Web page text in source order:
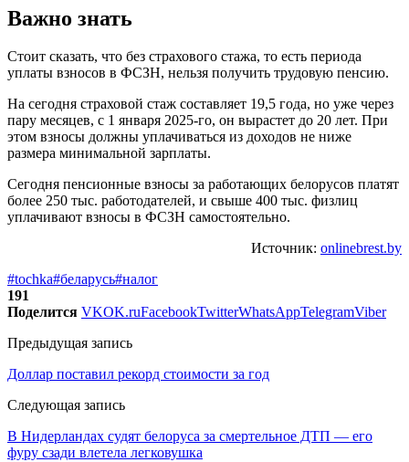
Важно знать
Стоит сказать, что без страхового стажа, то есть периода
уплаты взносов в ФСЗН, нельзя получить трудовую пенсию.
На сегодня страховой стаж составляет 19,5 года, но уже через
пару месяцев, с 1 января 2025-го, он вырастет до 20 лет. При
этом взносы должны уплачиваться из доходов не ниже
размера минимальной зарплаты.
Сегодня пенсионные взносы за работающих белорусов платят
более 250 тыс. работодателей, и свыше 400 тыс. физлиц
уплачивают взносы в ФСЗН самостоятельно.
Источник: onlinebrest.by
#tochka#беларусь#налог
191
Поделится VKOK.ruFacebookTwitterWhatsAppTelegramViber
Предыдущая запись
Доллар поставил рекорд стоимости за год
Следующая запись
В Нидерландах судят белоруса за смертельное ДТП — его
фуру сзади влетела легковушка